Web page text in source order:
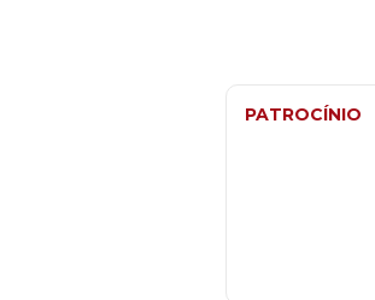
PATROCÍNIO